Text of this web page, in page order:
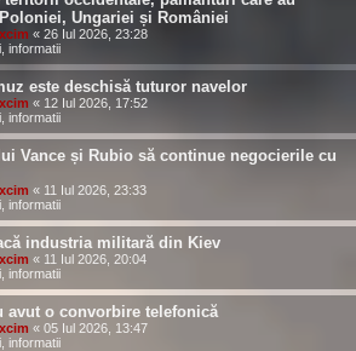
Ungariei și României
« 26 Iul 2026, 23:28
informatii
este deschisă tuturor navelor
« 12 Iul 2026, 17:52
informatii
Vance și Rubio să continue negocierile cu
« 11 Iul 2026, 23:33
informatii
industria militară din Kiev
« 11 Iul 2026, 20:04
informatii
avut o convorbire telefonică
« 05 Iul 2026, 13:47
informatii